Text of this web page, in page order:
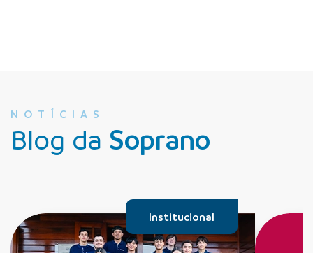
NOTÍCIAS
Blog da Soprano
Institucional